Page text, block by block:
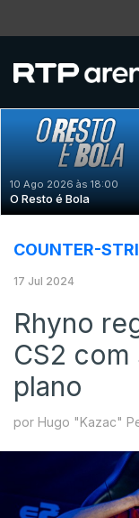
10 Ago 2026 às 18:00
O Resto é Bola
COUNTER-
17 Jul 2024
Rhyno
CS2 com
plano
por Hugo "Kazac"